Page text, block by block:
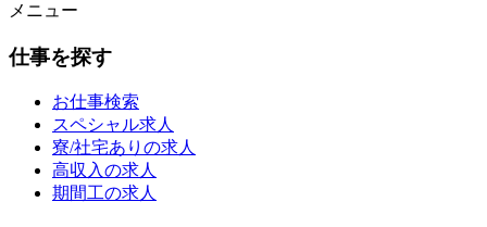
メニュー
仕事を探す
お仕事検索
スペシャル求人
寮/社宅ありの求人
高収入の求人
期間工の求人